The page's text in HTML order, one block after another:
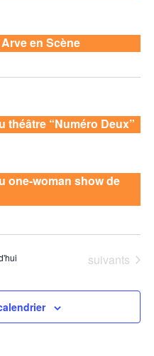
en Scène
théâtre “Numéro Deux”
one-woman show de
Évènements
suivants